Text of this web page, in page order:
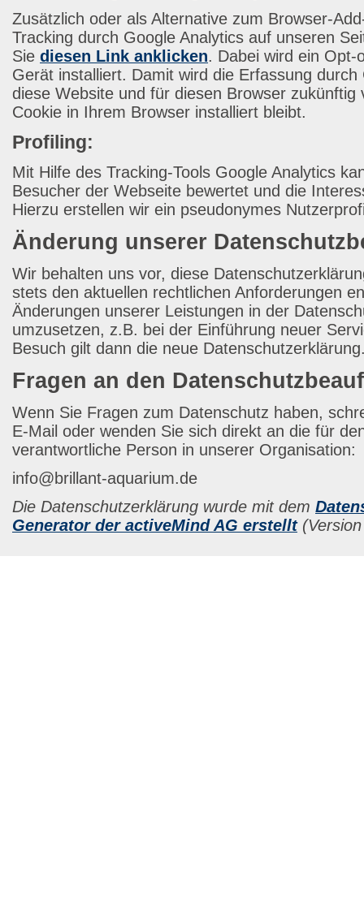
Zusätzlich oder als Alternative zum Browser-
Tracking durch Google Analytics auf unseren
Sie diesen Link anklicken. Dabei wird ein Opt-
Gerät installiert. Damit wird die Erfassung durch
diese Website und für diesen Browser zukünftig
Cookie in Ihrem Browser installiert bleibt.
Profiling:
Mit Hilfe des Tracking-Tools Google Analytics
Besucher der Webseite bewertet und die
Hierzu erstellen wir ein pseudonymes
Änderung unserer
Wir behalten uns vor, diese
stets den aktuellen rechtlichen Anforderungen
Änderungen unserer Leistungen in der
umzusetzen, z.B. bei der Einführung neuer
Besuch gilt dann die neue
Fragen an den
Wenn Sie Fragen zum Datenschutz haben,
E-Mail oder wenden Sie sich direkt an die für
verantwortliche Person in unserer Organisation:
info@brillant-aquarium.de
Die Datenschutzerklärung wurde mit dem
Generator der activeMind AG erstellt(Version